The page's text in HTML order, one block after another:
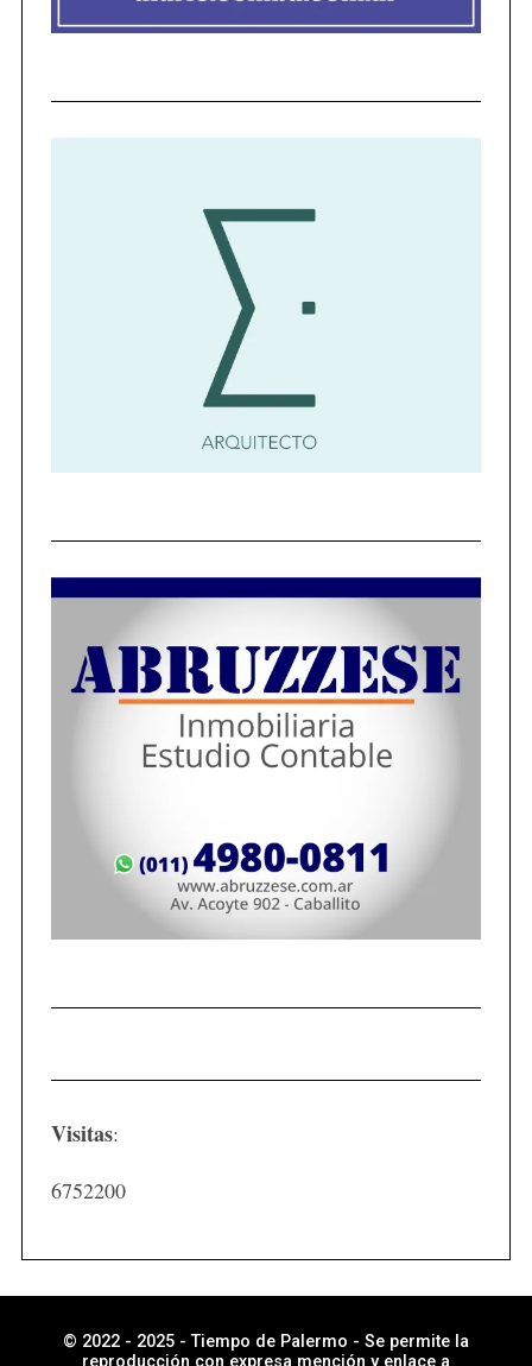
Visitas:
6752200
© 2022 - 2025 - Tiempo de Palermo - Se permite la
reproducción con expresa mención y enlace a